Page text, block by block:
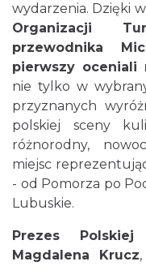
wydarzenia. Dzięki
Organizacji
przewodnika
pierwszy oceniali
nie tylko w
przyznanych
polskiej sceny
różnorodny,
miejsc
- od Pomorza po
Lubuskie.
Prezes Polskiej
Magdalena Krucz